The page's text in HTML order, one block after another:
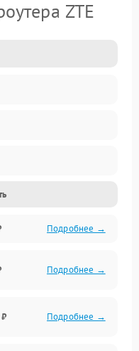
ZTE
Подробнее →
Подробнее →
Подробнее →